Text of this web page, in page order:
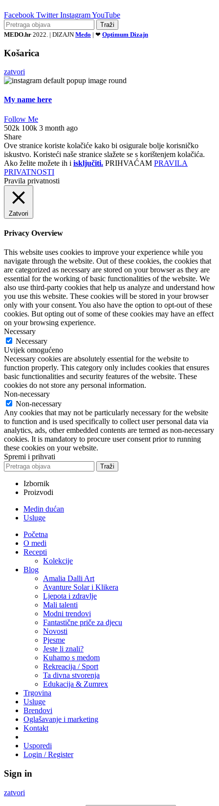
Facebook Twitter InstagramYouTube
Traži
MEDO.hr 2022. | DIZAJN Medo | ❤ Optimum Dizajn
Košarica
zatvori
My name here
Follow Me
502k 100k 3 month ago
Share
Ove stranice koriste kolačiće kako bi osigurale bolje korisničko
iskustvo. Koristeći naše stranice slažete se s korištenjem kolačića.
Ako želite možete ih i isključiti. PRIHVAĆAM PRAVILA
PRIVATNOSTI
Pravila privatnosti
Zatvori
Privacy Overview
This website uses cookies to improve your experience while you
navigate through the website. Out of these cookies, the cookies that
are categorized as necessary are stored on your browser as they are
essential for the working of basic functionalities of the website. We
also use third-party cookies that help us analyze and understand how
you use this website. These cookies will be stored in your browser
only with your consent. You also have the option to opt-out of these
cookies. But opting out of some of these cookies may have an effect
on your browsing experience.
Necessary
Necessary
Uvijek omogućeno
Necessary cookies are absolutely essential for the website to
function properly. This category only includes cookies that ensures
basic functionalities and security features of the website. These
cookies do not store any personal information.
Non-necessary
Non-necessary
Any cookies that may not be particularly necessary for the website
to function and is used specifically to collect user personal data via
analytics, ads, other embedded contents are termed as non-necessary
cookies. It is mandatory to procure user consent prior to running
these cookies on your website.
Spremi i prihvati
Traži
Izbornik
Proizvodi
Medin dućan
Usluge
Početna
O medi
Recepti
Kolekcije
Blog
Amalia Dalli Art
Avanture Solar i Klikera
Ljepota i zdravlje
Mali talenti
Modni trendovi
Fantastične priče za djecu
Novosti
Pjesme
Jeste li znali?
Kuhamo s medom
Rekreacija / Sport
Ta divna stvorenja
Edukacija & Zumrex
Trgovina
Usluge
Brendovi
Oglašavanje i marketing
Kontakt
Usporedi
Login / Register
Sign in
zatvori